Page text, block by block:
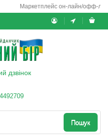
Маркетплейс он-лайн/офф-лайн
дзвінок
Пошук